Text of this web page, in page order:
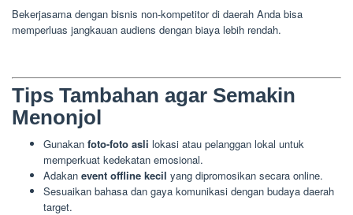
Bekerjasama dengan bisnis non-kompetitor di daerah Anda bisa
memperluas jangkauan audiens dengan biaya lebih rendah.
Tips Tambahan agar Semakin
Menonjol
Gunakan foto-foto asli lokasi atau pelanggan lokal untuk
memperkuat kedekatan emosional.
Adakan event offline kecil yang dipromosikan secara online.
Sesuaikan bahasa dan gaya komunikasi dengan budaya daerah
target.